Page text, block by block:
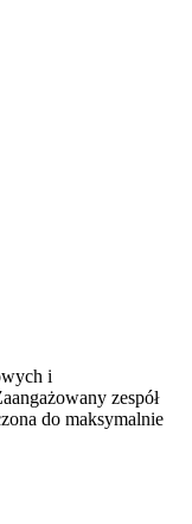
i
zespół
do maksymalnie